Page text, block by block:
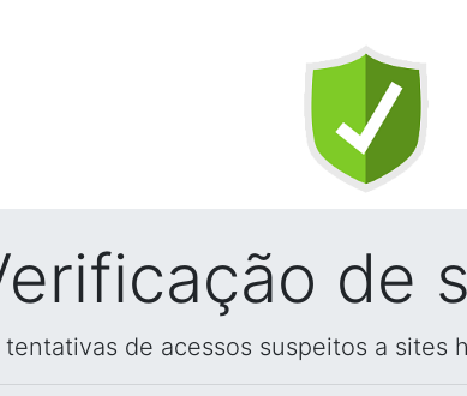
de
de acessos suspeitos a sites